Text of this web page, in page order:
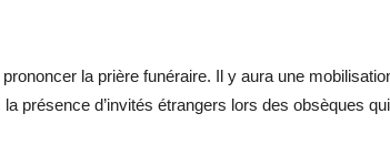
la prière funéraire. Il y aura une
présence d’invités étrangers lors des obsèques